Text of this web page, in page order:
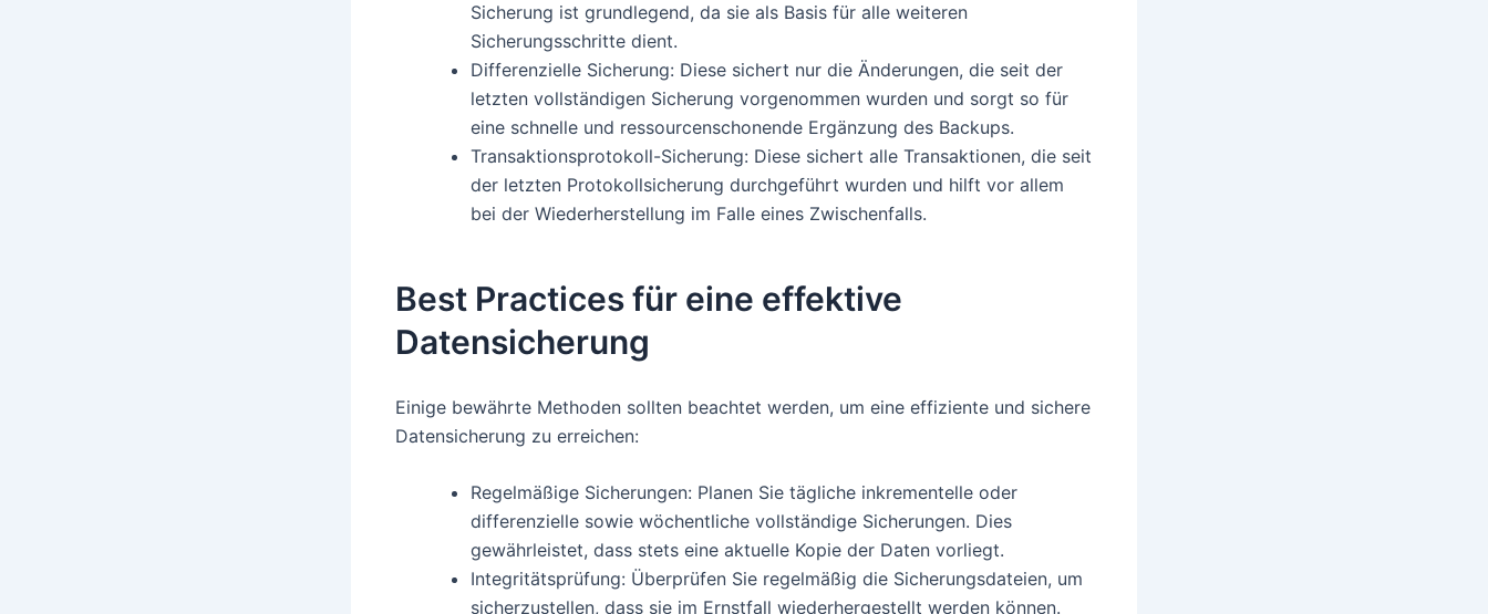
Sicherung ist grundlegend, da sie als Basis für alle weiteren
Sicherungsschritte dient.
Differenzielle Sicherung: Diese sichert nur die Änderungen, die seit der
letzten vollständigen Sicherung vorgenommen wurden und sorgt so für
eine schnelle und ressourcenschonende Ergänzung des Backups.
Transaktionsprotokoll-Sicherung: Diese sichert alle Transaktionen, die seit
der letzten Protokollsicherung durchgeführt wurden und hilft vor allem
bei der Wiederherstellung im Falle eines Zwischenfalls.
Best Practices für eine effektive
Datensicherung
Einige bewährte Methoden sollten beachtet werden, um eine effiziente und sichere
Datensicherung zu erreichen:
Regelmäßige Sicherungen: Planen Sie tägliche inkrementelle oder
differenzielle sowie wöchentliche vollständige Sicherungen. Dies
gewährleistet, dass stets eine aktuelle Kopie der Daten vorliegt.
Integritätsprüfung: Überprüfen Sie regelmäßig die Sicherungsdateien, um
sicherzustellen, dass sie im Ernstfall wiederhergestellt werden können.